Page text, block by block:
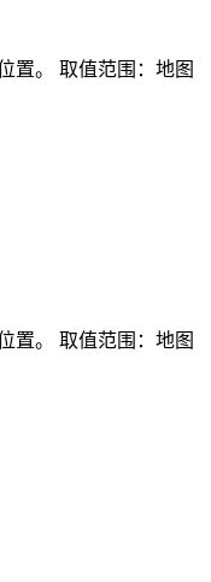
置。 取值范围：地图
置。 取值范围：地图